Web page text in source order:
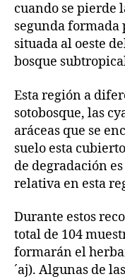
cuando se pierde
segunda
situada al oeste
bosque
Esta región a
sotobosque, las
aráceas que se
suelo esta
de degradación
relativa en esta
Durante estos
total de 104
formarán el
´aj). Algunas de